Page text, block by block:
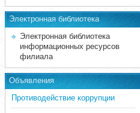
Электронная библиотека
Электронная библиотека
информационных ресурсов
филиала
Объявления
Противодействие коррупции